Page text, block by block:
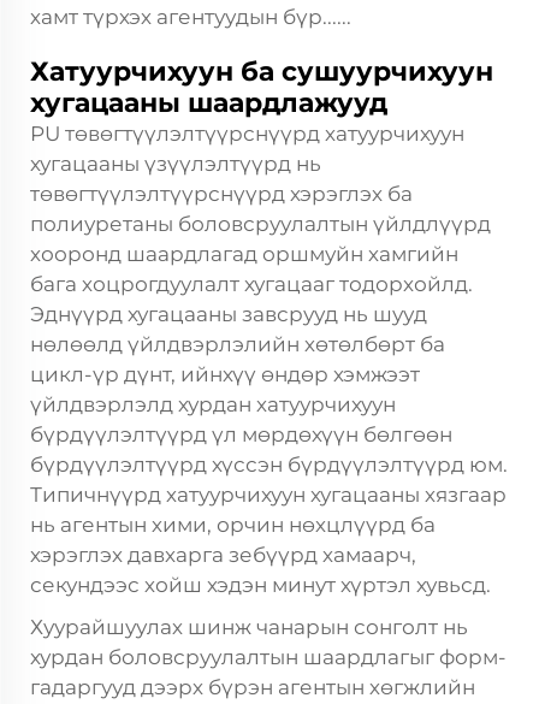
хамт түрхэх агентуудын бүр......
Хатуурчихуун ба сушуурчихуун
хугацааны шаардлажууд
PU төвөгтүүлэлтүүрснүүрд хатуурчихуун
хугацааны үзүүлэлтүүрд нь
төвөгтүүлэлтүүрснүүрд хэрэглэх ба
полиуретаны боловсруулалтын үйлдлүүрд
хооронд шаардлагад оршмуйн хамгийн
бага хоцрогдуулалт хугацааг тодорхойлд.
Эднүүрд хугацааны завсрууд нь шууд
нөлөөлд үйлдвэрлэлийн хөтөлбөрт ба
цикл-үр дүнт, ийнхүү өндөр хэмжээт
үйлдвэрлэлд хурдан хатуурчихуун
бүрдүүлэлтүүрд үл мөрдөхүүн бөлгөөн
бүрдүүлэлтүүрд хүссэн бүрдүүлэлтүүрд юм.
Типичнүүрд хатуурчихуун хугацааны хязгаар
нь агентын хими, орчин нөхцлүүрд ба
хэрэглэх давхарга зебүүрд хамаарч,
секундээс хойш хэдэн минут хүртэл хувьсд.
Хуурайшуулах шинж чанарын сонголт нь
хурдан боловсруулалтын шаардлагыг форм-
гадаргууд дээрх бүрэн агентын хөгжлийн